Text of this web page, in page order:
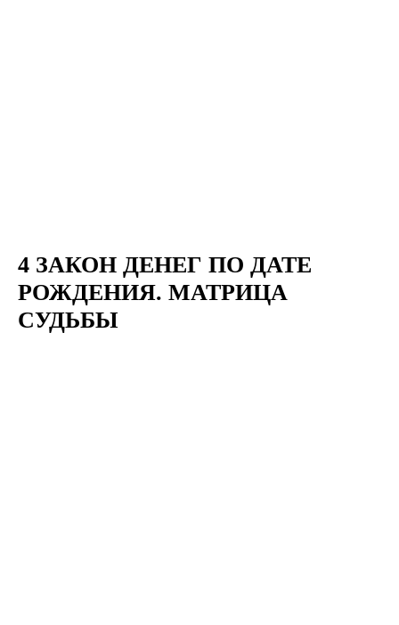
4 ЗАКОН ДЕНЕГ ПО ДАТЕ
РОЖДЕНИЯ. МАТРИЦА
СУДЬБЫ